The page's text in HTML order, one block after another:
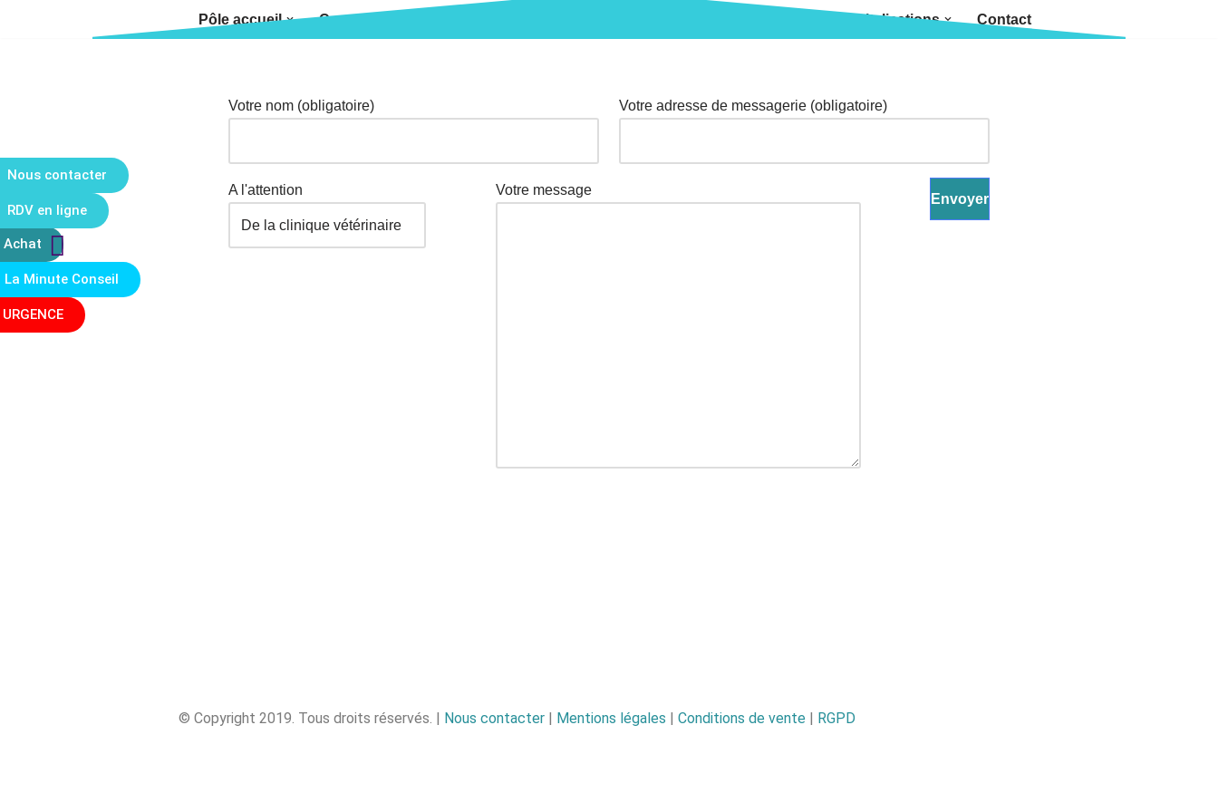
Pôle accueil Consultations Chirurgies et hospitalisations Contact
Votre nom (obligatoire) Votre adresse de messagerie (obligatoire)
A l'attention Votre message
© Copyright 2019. Tous droits réservés. | Nous contacter| Mentions légales | Conditions de vente| RGPD
Nous contacter
Achat
RDV en ligne
La Minute Conseil
URGENCE